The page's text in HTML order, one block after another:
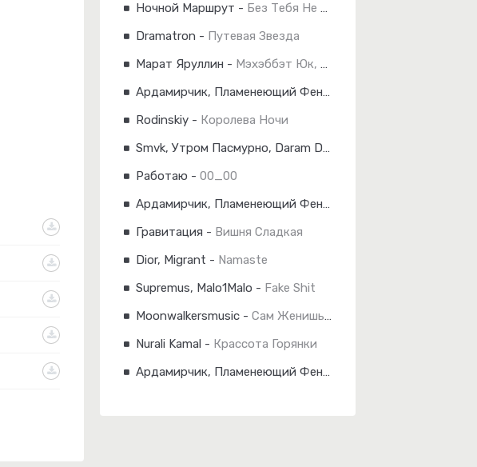
Ночной Маршрут - Без Тебя Не Могу Уснуть
Dramatron - Путевая Звезда
Марат Яруллин - Мэхэббэт Юк, Димэ!
Ардамирчик, Пламенеющий Феникс
Rodinskiy - Королева Ночи
Smvk, Утром Пасмурно, Daram Dam
Работаю - 00_00
Ардамирчик, Пламенеющий Феникс
Гравитация - Вишня Сладкая
Dior, Migrant - Namaste
Supremus, Malo1Malo - Fake Shit
Moonwalkersmusic - Сам Женишься
Nurali Kamal - Крассота Горянки
Ардамирчик, Пламенеющий Феникс